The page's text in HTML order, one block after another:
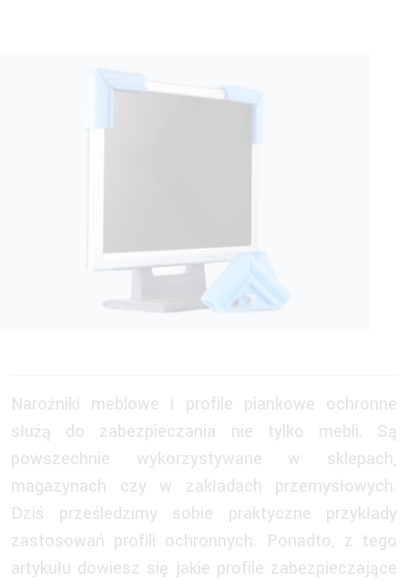
Narożniki meblowe i profile piankowe ochronne
służą do zabezpieczania nie tylko mebli. Są
powszechnie wykorzystywane w sklepach,
magazynach czy w zakładach przemysłowych.
Dziś prześledzimy sobie praktyczne przykłady
zastosowań profili ochronnych. Ponadto, z tego
artykułu dowiesz się jakie profile zabezpieczające